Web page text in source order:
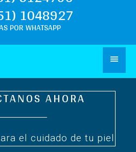
1048927
AHORA
el cuidado de tu piel